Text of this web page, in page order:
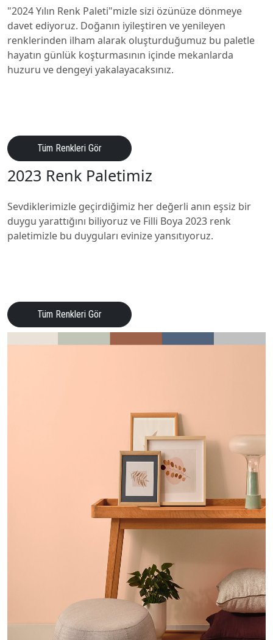
"2024 Yılın Renk Paleti"mizle sizi özünüze dönmeye
davet ediyoruz. Doğanın iyileştiren ve yenileyen
renklerinden ilham alarak oluşturduğumuz bu paletle
hayatın günlük koşturmasının içinde mekanlarda
huzuru ve dengeyi yakalayacaksınız.
Tüm Renkleri Gör
2023 Renk Paletimiz
Sevdiklerimizle geçirdiğimiz her değerli anın eşsiz bir
duygu yarattığını biliyoruz ve Filli Boya 2023 renk
paletimizle bu duyguları evinize yansıtıyoruz.
Tüm Renkleri Gör